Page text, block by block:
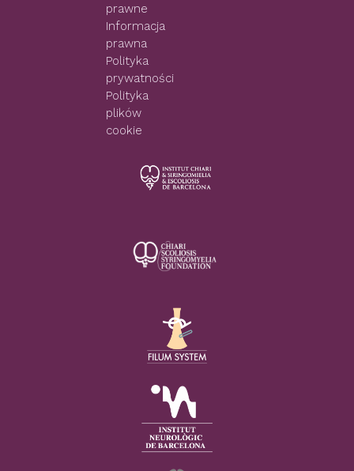
prawne
Informacja
prawna
Polityka
prywatności
Polityka
plików
cookie